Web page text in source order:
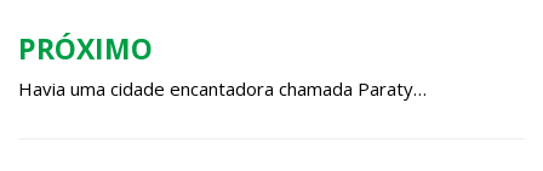
Post
PRÓXIMO
Havia uma cidade encantadora chamada Paraty…